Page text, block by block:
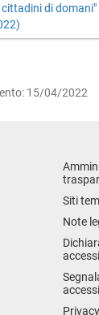
cittadini di
15/04/2022
Siti
Note